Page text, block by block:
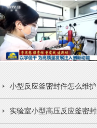
小型反应釜密封件怎么维
实验室小型高压反应釜密